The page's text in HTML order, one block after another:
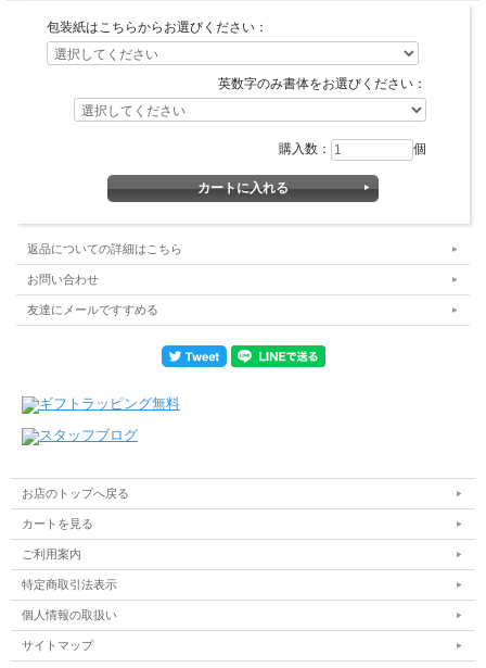
包装紙はこちらからお選びください：
英数字のみ書体をお選びください：
購入数： 個
返品についての詳細はこちら
お問い合わせ
友達にメールですすめる
お店のトップへ戻る
カートを見る
ご利用案内
特定商取引法表示
個人情報の取扱い
サイトマップ